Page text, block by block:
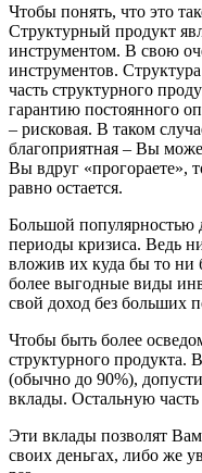
Чтобы понять, что это
Структурный продукт
инструментом. В свою
инструментов.
часть структурного
гарантию постоянного
– рисковая. В таком
благоприятная – Вы
Вы вдруг «прогораете»,
равно остается.
Большой популярностью
периоды кризиса. Ведь
вложив их куда бы то
более выгодные виды
свой доход без больших
Чтобы быть более
структурного продукта.
(обычно до 90%),
вклады. Остальную
Эти вклады позволят
своих деньгах, либо же